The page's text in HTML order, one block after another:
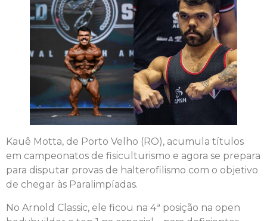
Kauê Motta, de Porto Velho (RO), acumula títulos
em campeonatos de fisiculturismo e agora se prepara
para disputar provas de halterofilismo com o objetivo
de chegar às Paralimpíadas.
No Arnold Classic, ele ficou na 4ª posição na open